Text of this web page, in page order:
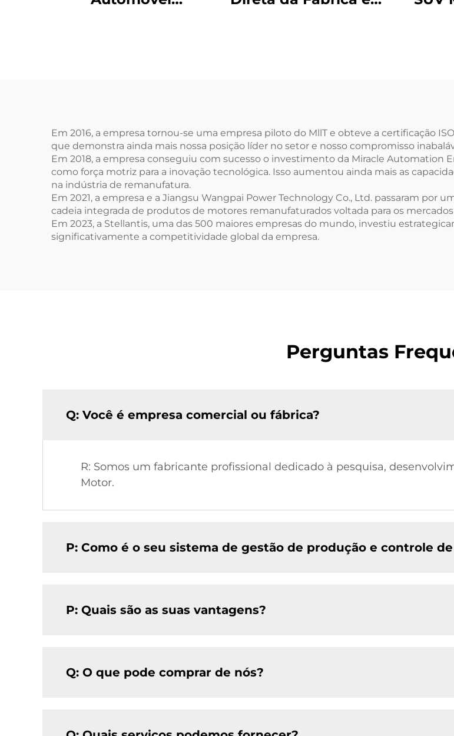
Tipo Combustível
Diesel
(México)
Em 2016, a empresa tornou-se uma empresa piloto do MllT e obteve a certificação
que demonstra ainda mais nossa posição líder no setor e nosso compromisso
Em 2018, a empresa conseguiu com sucesso o investimento da Miracle Automation
como força motriz para a inovação tecnológica. Isso aumentou ainda mais as
na indústria de remanufatura.
Em 2021, a empresa e a Jiangsu Wangpai Power Technology Co., Ltd. passaram
cadeia integrada de produtos de motores remanufaturados voltada para os
Em 2023, a Stellantis, uma das 500 maiores empresas do mundo, investiu
significativamente a competitividade global da empresa.
Perguntas
Q: Você é empresa comercial ou fábrica?
R: Somos um fabricante profissional dedicado à pesquisa,
Motor.
P: Como é o seu sistema de gestão de produção e controle
P: Quais são as suas vantagens?
Q: O que pode comprar de nós?